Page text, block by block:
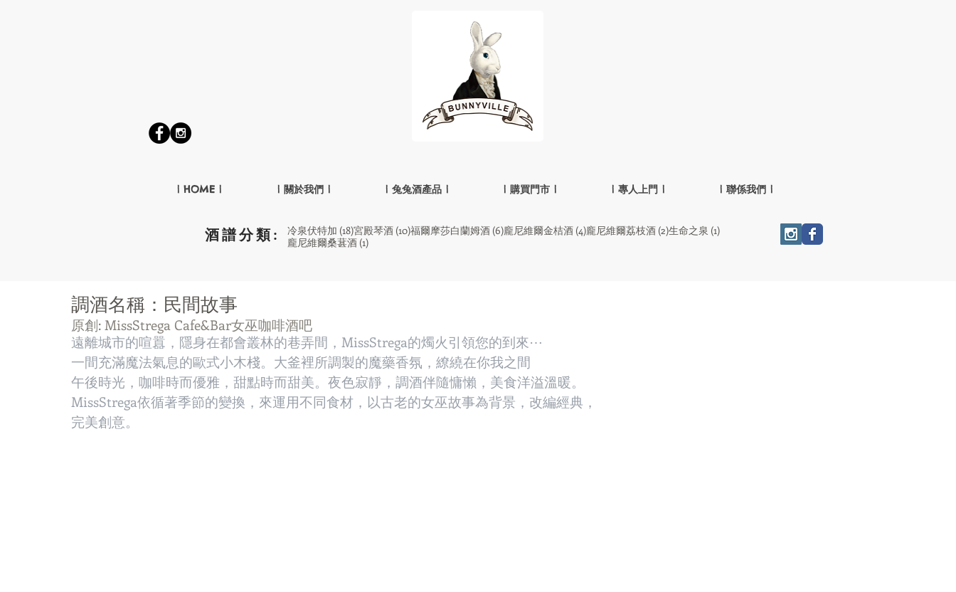
| HOME | | 關於我們 | | 兔兔酒產品 | | 購買門市 | | 專人上門 | | 聯係我們 |
酒譜分類: 冷泉伏特加 (18)18 篇文章
宮殿琴酒 (10)10 篇文章
福爾摩莎白蘭姆酒 (6)6 篇文章
龐尼維爾金桔酒 (4)4 篇文章
龐尼維爾荔枝酒 (2)2 篇文章
生命之泉 (1)1 篇文章
龐尼維爾桑葚酒 (1)1 篇文章
調酒名稱：民間故事
原創: MissStrega Cafe&Bar女巫咖啡酒吧
遠離城市的喧囂，隱身在都會叢林的巷弄間，MissStrega的燭火引領您的到來⋯
一間充滿魔法氣息的歐式小木棧。大釜裡所調製的魔藥香氛，繚繞在你我之間
午後時光，咖啡時而優雅，甜點時而甜美。夜色寂靜，調酒伴隨慵懶，美食洋溢溫暖。
MissStrega依循著季節的變換，來運用不同食材，以古老的女巫故事為背景，改編經典，
完美創意。